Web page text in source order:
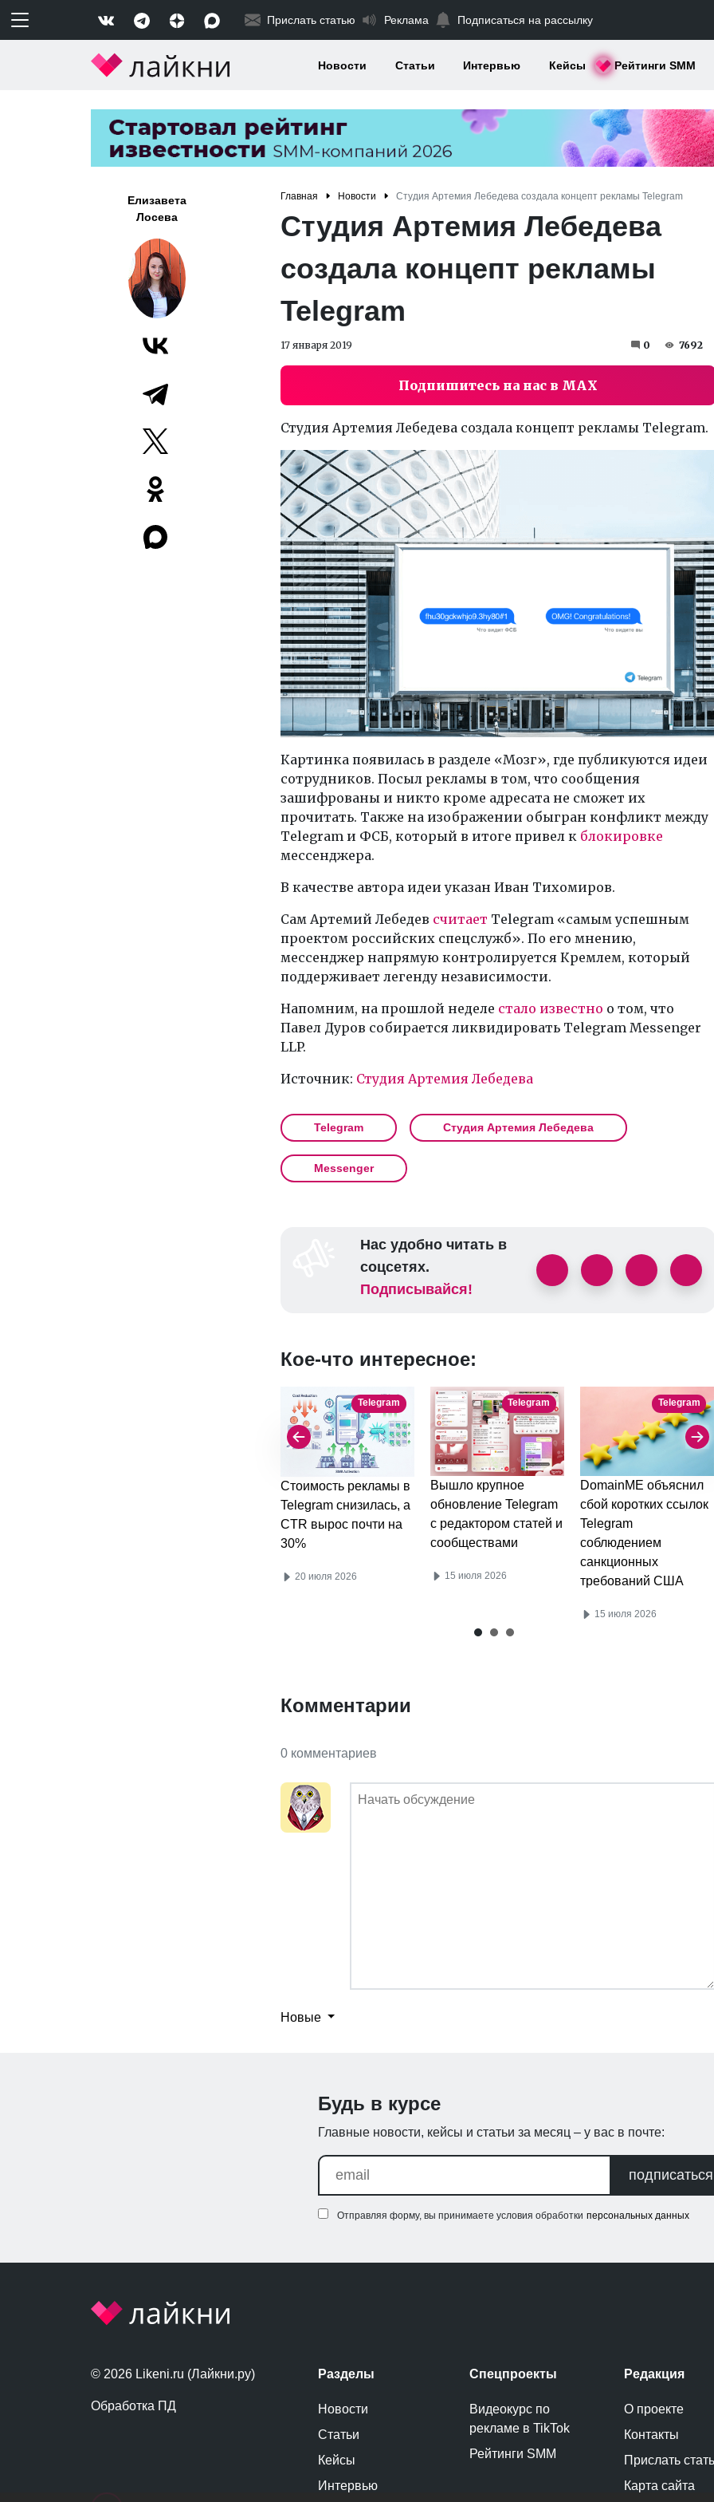
Прислать статью Реклама Подписаться на рассылку
Новости Статьи Интервью Кейсы Рейтинги SMM
Елизавета
Лосева
Главная Новости Студия Артемия Лебедева создала концепт рекламы Telegram
Студия Артемия Лебедева
создала концепт рекламы
Telegram
17 января 2019 0 7692
Подпишитесь на нас в MAX
Студия Артемия Лебедева создала концепт рекламы Telegram.
Картинка появилась в разделе «Мозг», где публикуются идеи
сотрудников. Посыл рекламы в том, что сообщения
зашифрованы и никто кроме адресата не сможет их
прочитать. Также на изображении обыгран конфликт между
Telegram и ФСБ, который в итоге привел к блокировке
мессенджера.
В качестве автора идеи указан Иван Тихомиров.
Сам Артемий Лебедев считает Telegram «самым успешным
проектом российских спецслужб». По его мнению,
мессенджер напрямую контролируется Кремлем, который
поддерживает легенду независимости.
Напомним, на прошлой неделе стало известно о том, что
Павел Дуров собирается ликвидировать Telegram Messenger
LLP.
Источник: Студия Артемия Лебедева
Telegram Студия Артемия Лебедева
Messenger
Нас удобно читать в
соцсетях.
Подписывайся!
Кое-что интересное:
Telegram
Стоимость рекламы в
Telegram снизилась, а
CTR вырос почти на
30%
20 июля 2026
Telegram
Вышло крупное
обновление Telegram
с редактором статей и
сообществами
15 июля 2026
Telegram
DomainME объяснил
сбой коротких ссылок
Telegram
соблюдением
санкционных
требований США
15 июля 2026
Комментарии
0 комментариев
Новые
Будь в курсе
Главные новости, кейсы и статьи за месяц – у вас в почте:
подписаться
Отправляя форму, вы принимаете условия обработки персональных данных
© 2026 Likeni.ru (Лайкни.ру)
Обработка ПД
Разделы
Новости
Статьи
Кейсы
Интервью
Спецпроекты
Видеокурс по
рекламе в TikTok
Рейтинги SMM
Редакция
О проекте
Контакты
Прислать
Карта сайта